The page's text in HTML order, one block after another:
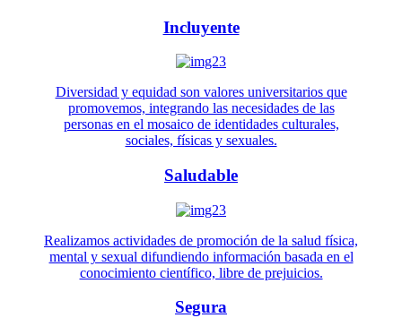
Incluyente
Diversidad y equidad son valores universitarios que
promovemos, integrando las necesidades de las
personas en el mosaico de identidades culturales,
sociales, físicas y sexuales.
Saludable
Realizamos actividades de promoción de la salud física,
mental y sexual difundiendo información basada en el
conocimiento científico, libre de prejuicios.
Segura